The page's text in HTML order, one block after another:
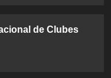
de Clubes